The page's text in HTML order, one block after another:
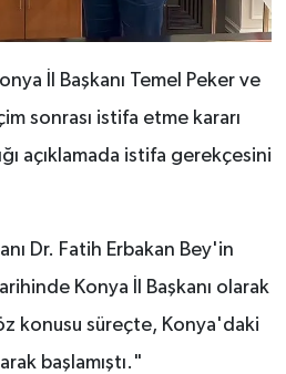
İl Başkanı Temel Peker ve
sonrası istifa etme kararı
açıklamada istifa gerekçesini
Dr. Fatih Erbakan Bey'in
Konya İl Başkanı olarak
konusu süreçte, Konya'daki
başlamıştı."